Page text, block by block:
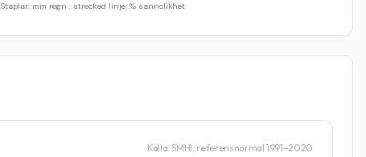
Staplar: mm regn · streckad linje: % sannolikhet
Källa: SMHI, referensnormal 1991–2020